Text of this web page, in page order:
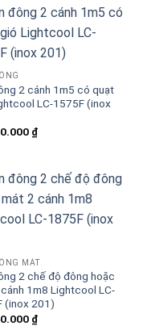
2 cánh 1m5 có quạt
LC-1575F (inox
₫
MÁT
2 chế độ đông hoặc
1m8 Lightcool LC-
(inox 201)
₫